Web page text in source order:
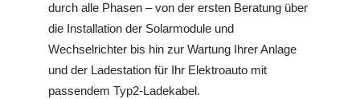
durch alle Phasen – von der ersten Beratung über
die Installation der Solarmodule und
Wechselrichter bis hin zur Wartung Ihrer Anlage
und der Ladestation für Ihr Elektroauto mit
passendem Typ2-Ladekabel.